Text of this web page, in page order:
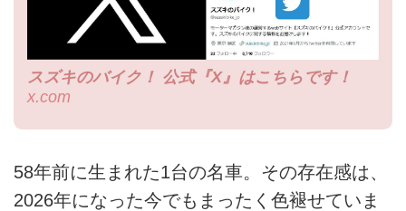
スズキのバイク！ 公式『X』はこちらです！
x.com
58年前に生まれた1台の名車。その存在感は、
2026年になった今でもまったく色褪せていま